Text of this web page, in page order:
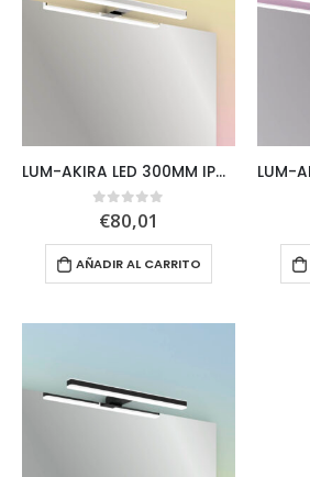
LUM-AKIRA LED 300MM IP44 8W 5700K 525LM
0out of 5
€80,01
AÑADIR AL CARRITO